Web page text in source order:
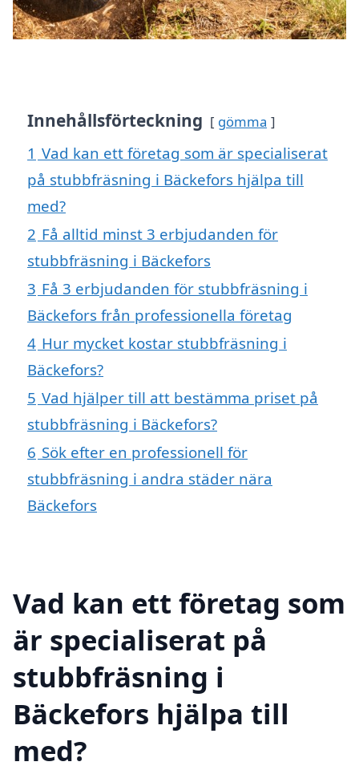
Innehållsförteckning gömma
1 Vad kan ett företag som är specialiserat
på stubbfräsning i Bäckefors hjälpa till
med?
2 Få alltid minst 3 erbjudanden för
stubbfräsning i Bäckefors
3 Få 3 erbjudanden för stubbfräsning i
Bäckefors från professionella företag
4 Hur mycket kostar stubbfräsning i
Bäckefors?
5 Vad hjälper till att bestämma priset på
stubbfräsning i Bäckefors?
6 Sök efter en professionell för
stubbfräsning i andra städer nära
Bäckefors
Vad kan ett företag som
är specialiserat på
stubbfräsning i
Bäckefors hjälpa till
med?